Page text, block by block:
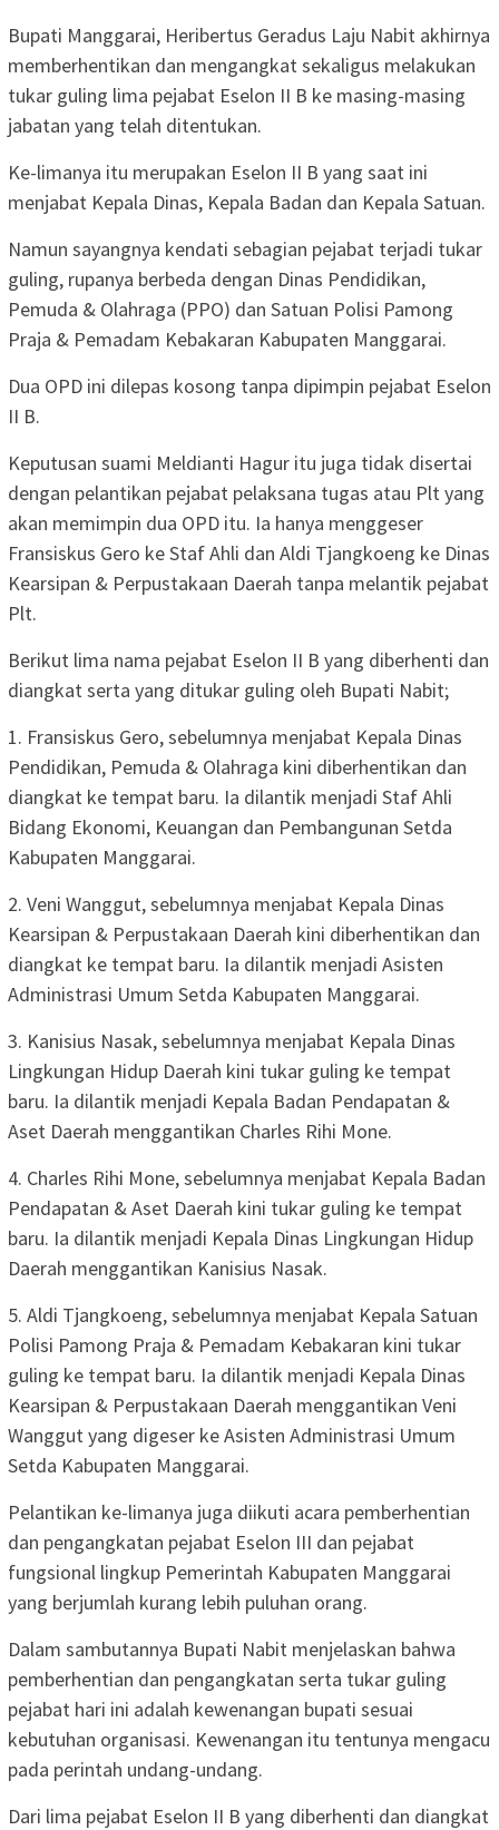
Bupati Manggarai, Heribertus Geradus Laju Nabit akhirnya
memberhentikan dan mengangkat sekaligus melakukan
tukar guling lima pejabat Eselon II B ke masing-masing
jabatan yang telah ditentukan.
Ke-limanya itu merupakan Eselon II B yang saat ini
menjabat Kepala Dinas, Kepala Badan dan Kepala Satuan.
Namun sayangnya kendati sebagian pejabat terjadi tukar
guling, rupanya berbeda dengan Dinas Pendidikan,
Pemuda & Olahraga (PPO) dan Satuan Polisi Pamong
Praja & Pemadam Kebakaran Kabupaten Manggarai.
Dua OPD ini dilepas kosong tanpa dipimpin pejabat Eselon
II B.
Keputusan suami Meldianti Hagur itu juga tidak disertai
dengan pelantikan pejabat pelaksana tugas atau Plt yang
akan memimpin dua OPD itu. Ia hanya menggeser
Fransiskus Gero ke Staf Ahli dan Aldi Tjangkoeng ke Dinas
Kearsipan & Perpustakaan Daerah tanpa melantik pejabat
Plt.
Berikut lima nama pejabat Eselon II B yang diberhenti dan
diangkat serta yang ditukar guling oleh Bupati Nabit;
1. Fransiskus Gero, sebelumnya menjabat Kepala Dinas
Pendidikan, Pemuda & Olahraga kini diberhentikan dan
diangkat ke tempat baru. Ia dilantik menjadi Staf Ahli
Bidang Ekonomi, Keuangan dan Pembangunan Setda
Kabupaten Manggarai.
2. Veni Wanggut, sebelumnya menjabat Kepala Dinas
Kearsipan & Perpustakaan Daerah kini diberhentikan dan
diangkat ke tempat baru. Ia dilantik menjadi Asisten
Administrasi Umum Setda Kabupaten Manggarai.
3. Kanisius Nasak, sebelumnya menjabat Kepala Dinas
Lingkungan Hidup Daerah kini tukar guling ke tempat
baru. Ia dilantik menjadi Kepala Badan Pendapatan &
Aset Daerah menggantikan Charles Rihi Mone.
4. Charles Rihi Mone, sebelumnya menjabat Kepala Badan
Pendapatan & Aset Daerah kini tukar guling ke tempat
baru. Ia dilantik menjadi Kepala Dinas Lingkungan Hidup
Daerah menggantikan Kanisius Nasak.
5. Aldi Tjangkoeng, sebelumnya menjabat Kepala Satuan
Polisi Pamong Praja & Pemadam Kebakaran kini tukar
guling ke tempat baru. Ia dilantik menjadi Kepala Dinas
Kearsipan & Perpustakaan Daerah menggantikan Veni
Wanggut yang digeser ke Asisten Administrasi Umum
Setda Kabupaten Manggarai.
Pelantikan ke-limanya juga diikuti acara pemberhentian
dan pengangkatan pejabat Eselon III dan pejabat
fungsional lingkup Pemerintah Kabupaten Manggarai
yang berjumlah kurang lebih puluhan orang.
Dalam sambutannya Bupati Nabit menjelaskan bahwa
pemberhentian dan pengangkatan serta tukar guling
pejabat hari ini adalah kewenangan bupati sesuai
kebutuhan organisasi. Kewenangan itu tentunya mengacu
pada perintah undang-undang.
Dari lima pejabat Eselon II B yang diberhenti dan diangkat